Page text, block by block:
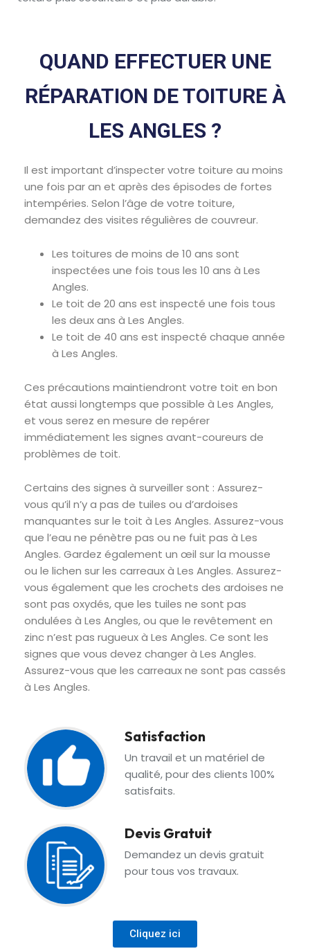
QUAND EFFECTUER UNE
RÉPARATION DE TOITURE À
LES ANGLES ?
Il est important d’inspecter votre toiture au moins
une fois par an et après des épisodes de fortes
intempéries. Selon l’âge de votre toiture,
demandez des visites régulières de couvreur.
Les toitures de moins de 10 ans sont
inspectées une fois tous les 10 ans à Les
Angles.
Le toit de 20 ans est inspecté une fois tous
les deux ans à Les Angles.
Le toit de 40 ans est inspecté chaque année
à Les Angles.
Ces précautions maintiendront votre toit en bon
état aussi longtemps que possible à Les Angles,
et vous serez en mesure de repérer
immédiatement les signes avant-coureurs de
problèmes de toit.
Certains des signes à surveiller sont : Assurez-
vous qu’il n’y a pas de tuiles ou d’ardoises
manquantes sur le toit à Les Angles. Assurez-vous
que l’eau ne pénètre pas ou ne fuit pas à Les
Angles. Gardez également un œil sur la mousse
ou le lichen sur les carreaux à Les Angles. Assurez-
vous également que les crochets des ardoises ne
sont pas oxydés, que les tuiles ne sont pas
ondulées à Les Angles, ou que le revêtement en
zinc n’est pas rugueux à Les Angles. Ce sont les
signes que vous devez changer à Les Angles.
Assurez-vous que les carreaux ne sont pas cassés
à Les Angles.
Satisfaction
Un travail et un matériel de
qualité, pour des clients 100%
satisfaits.
Devis Gratuit
Demandez un devis gratuit
pour tous vos travaux.
Cliquez ici